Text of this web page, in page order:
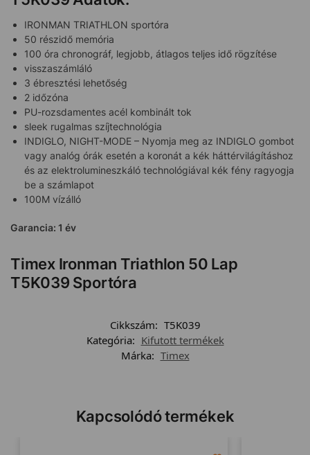
IRONMAN TRIATHLON sportóra
50 részidő memória
100 óra chronográf, legjobb, átlagos teljes idő rögzítése
visszaszámláló
3 ébresztési lehetőség
2 időzóna
PU-rozsdamentes acél kombinált tok
sleek rugalmas szíjtechnológia
INDIGLO, NIGHT-MODE – Nyomja meg az INDIGLO gombot
vagy analóg órák esetén a koronát a kék háttérvilágításhoz
és az elektrolumineszkáló technológiával kék fény ragyogja
be a számlapot
100M vízálló
Garancia: 1 év
Timex Ironman Triathlon 50 Lap
T5K039 Sportóra
Cikkszám: T5K039
Kategória: Kifutott termékek
Márka: Timex
Kapcsolódó termékek